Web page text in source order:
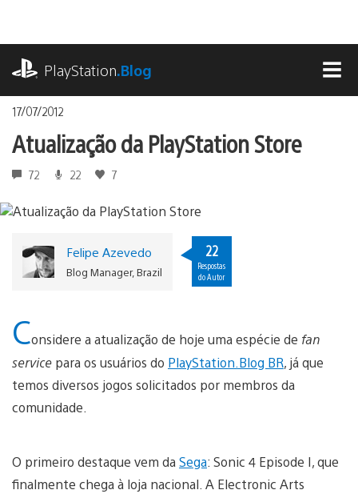
o
conteúdoPlayStation.Blog
17/07/2012
Atualização da PlayStation Store
72 22 7
Felipe Azevedo
Blog Manager, Brazil
22
Respostas
do Autor
Considere a atualização de hoje uma espécie de fan
service para os usuários do PlayStation.Blog BR, já que
temos diversos jogos solicitados por membros da
comunidade.
O primeiro destaque vem da Sega: Sonic 4 Episode I, que
finalmente chega à loja nacional. A Electronic Arts